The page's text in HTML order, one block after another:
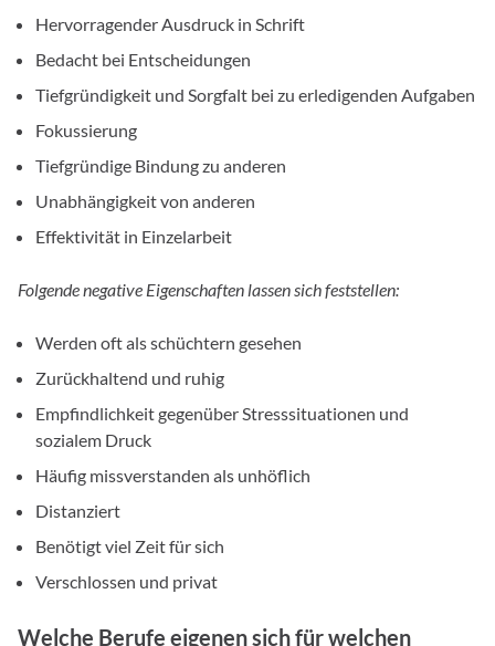
Hervorragender Ausdruck in Schrift
Bedacht bei Entscheidungen
Tiefgründigkeit und Sorgfalt bei zu erledigenden Aufgaben
Fokussierung
Tiefgründige Bindung zu anderen
Unabhängigkeit von anderen
Effektivität in Einzelarbeit
Folgende negative Eigenschaften lassen sich feststellen:
Werden oft als schüchtern gesehen
Zurückhaltend und ruhig
Empfindlichkeit gegenüber Stresssituationen und
sozialem Druck
Häufig missverstanden als unhöflich
Distanziert
Benötigt viel Zeit für sich
Verschlossen und privat
Welche Berufe eigenen sich für welchen